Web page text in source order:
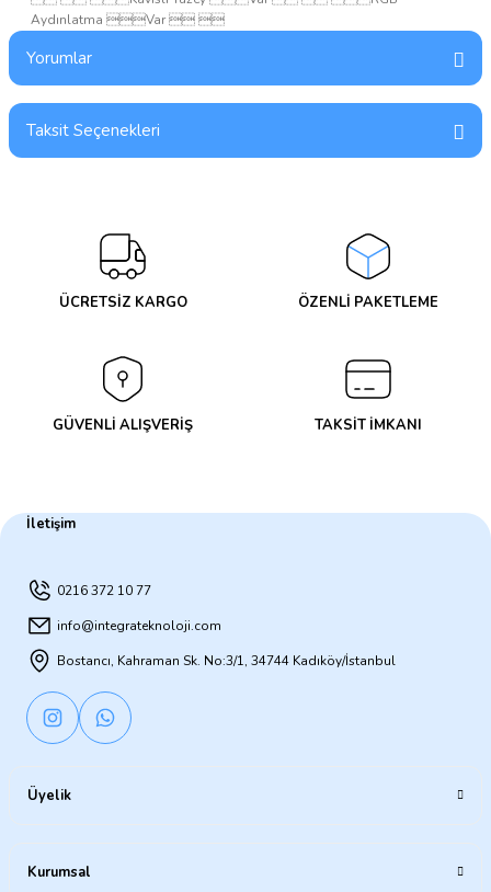
Aydınlatma Var  
Yorumlar
Taksit Seçenekleri
ÜCRETSİZ KARGO ÖZENLİ PAKETLEME
GÜVENLİ ALIŞVERİŞ TAKSİT İMKANI
İletişim
0216 372 10 77
info@integrateknoloji.com
Bostancı, Kahraman Sk. No:3/1, 34744 Kadıköy/İstanbul
Üyelik
Kurumsal